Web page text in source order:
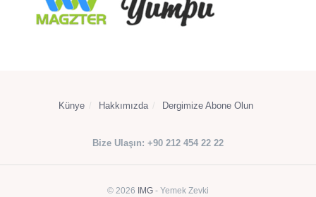
Künye Hakkımızda Dergimize Abone Olun
Bize Ulaşın: +90 212 454 22 22
© 2026 IMG - Yemek Zevki